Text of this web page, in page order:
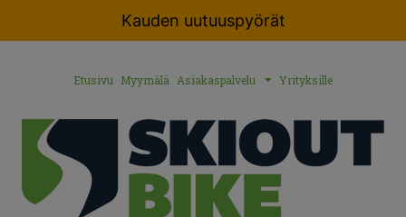
Kauden uutuuspyörät
Etusivu Myymälä Asiakaspalvelu Yrityksille